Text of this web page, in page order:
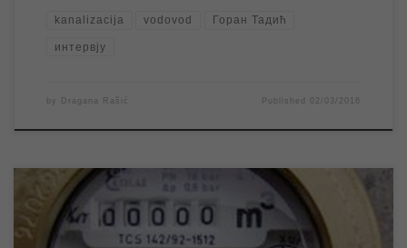
kanalizacija vodovod Горан Тадић
интервју
by Dragana Rašić Published 02/03/2016
Од уторка 01. марта почиње прво редовно очитавање